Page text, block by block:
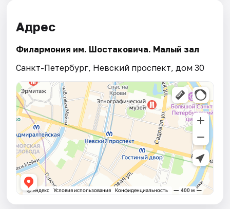
Адрес
Филармония им. Шостаковича. Малый зал
Санкт-Петербург, Невский проспект, дом 30